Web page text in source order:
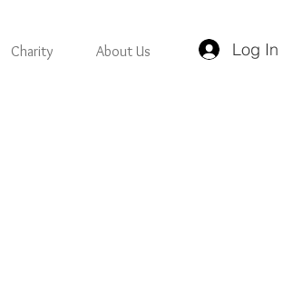
Charity About Us Log In